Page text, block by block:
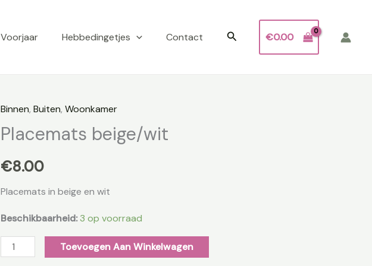
Voorjaar Hebbedingetjes Contact Zoeken €0.00
Binnen, Buiten, Woonkamer
Placemats beige/wit
€8.00
Placemats in beige en wit
Beschikbaarheid: 3 op voorraad
Toevoegen Aan Winkelwagen